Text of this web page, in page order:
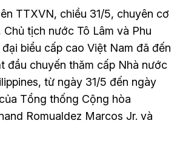
TTXVN, chiều 31/5, chuyên cơ
tịch nước Tô Lâm và Phu
biểu cấp cao Việt Nam đã đến
đầu chuyến thăm cấp Nhà nước
từ ngày 31/5 đến ngày
Tổng thống Cộng hòa
Romualdez Marcos Jr. và